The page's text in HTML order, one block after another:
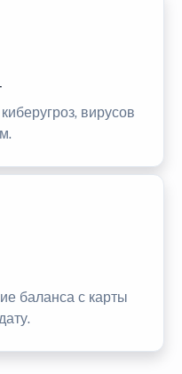
вирусов
баланса с карты